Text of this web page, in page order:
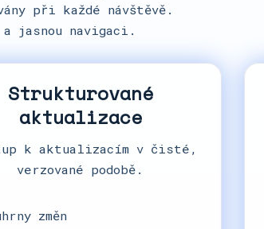
při každé návštěvě.
jasnou navigaci.
Strukturované
aktualizace
k aktualizacím v čisté,
verzované podobě.
změn